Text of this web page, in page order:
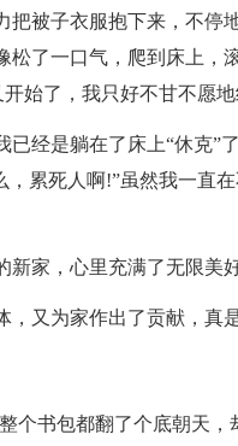
被子衣服抱下来，不停
松了一口气，爬到床上，
始了，我只好不甘不愿地
经是躺在了床上“休克”
，累死人啊!”虽然我一直
家，心里充满了无限美好
又为家作出了贡献，真是
书包都翻了个底朝天，